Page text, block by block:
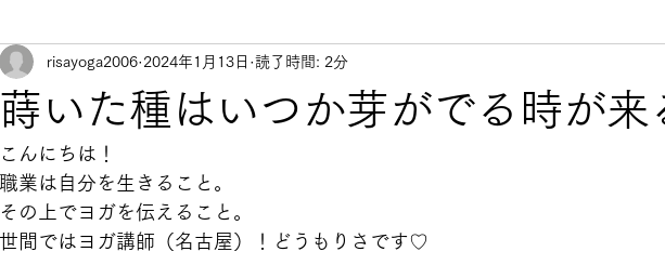
ェーダ レシピ お金のお話 りさのヨガ物語
ーランス物語
蒔いた種はいつか芽がでる時が来
risayoga2006 2024年1月13日 読了時間: 2分
こんにちは！
職業は自分を生きること。
その上でヨガを伝えること。
世間ではヨガ講師（名古屋）！どうもりさです♡